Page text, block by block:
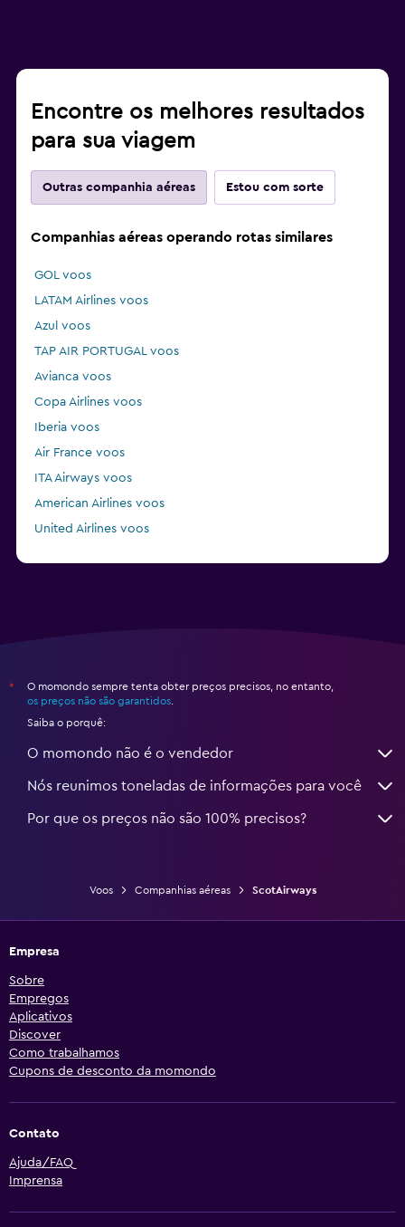
Encontre os melhores resultados
para sua viagem
Outras companhia aéreas Estou com sorte
Companhias aéreas operando rotas similares
GOL voos
LATAM Airlines voos
Azul voos
TAP AIR PORTUGAL voos
Avianca voos
Copa Airlines voos
Iberia voos
Air France voos
ITA Airways voos
American Airlines voos
United Airlines voos
*
O momondo sempre tenta obter preços precisos, no entanto,
os preços não são garantidos
Saiba o porquê:
O momondo não é o vendedor
Nós reunimos toneladas de informações para você
Por que os preços não são 100% precisos?
Voos Companhias aéreas ScotAirways
Empresa
Sobre
Empregos
Aplicativos
Discover
Como trabalhamos
Cupons de desconto da momondo
Contato
Ajuda/FAQ
Imprensa